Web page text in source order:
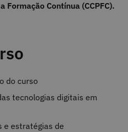
Formação Contínua (CCPFC).
do curso
tecnologias digitais em
e estratégias de